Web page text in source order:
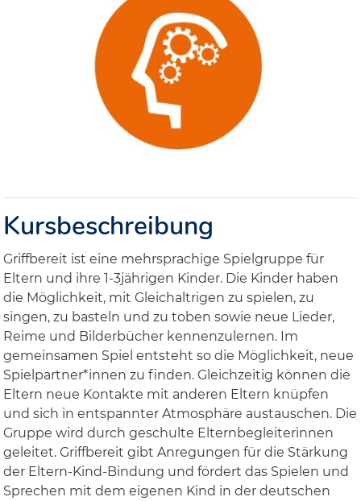
Kursbeschreibung
Griffbereit ist eine mehrsprachige Spielgruppe für
Eltern und ihre 1-3jährigen Kinder. Die Kinder haben
die Möglichkeit, mit Gleichaltrigen zu spielen, zu
singen, zu basteln und zu toben sowie neue Lieder,
Reime und Bilderbücher kennenzulernen. Im
gemeinsamen Spiel entsteht so die Möglichkeit, neue
Spielpartner*innen zu finden. Gleichzeitig können die
Eltern neue Kontakte mit anderen Eltern knüpfen
und sich in entspannter Atmosphäre austauschen. Die
Gruppe wird durch geschulte Elternbegleiterinnen
geleitet. Griffbereit gibt Anregungen für die Stärkung
der Eltern-Kind-Bindung und fördert das Spielen und
Sprechen mit dem eigenen Kind in der deutschen